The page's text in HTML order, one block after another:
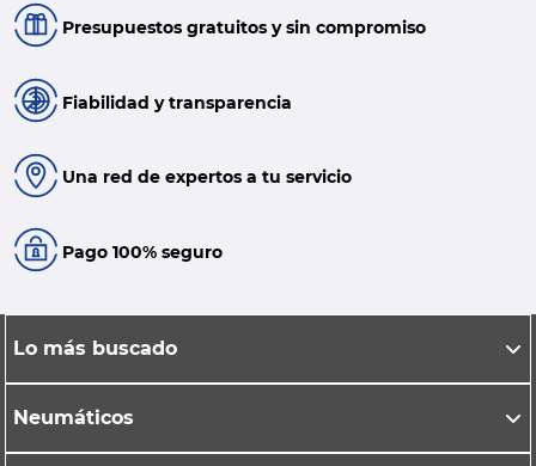
Presupuestos gratuitos y sin compromiso
Fiabilidad y transparencia
Una red de expertos a tu servicio
Pago 100% seguro
Lo más buscado
Neumáticos